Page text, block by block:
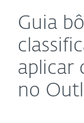
Guia
aplicar
no